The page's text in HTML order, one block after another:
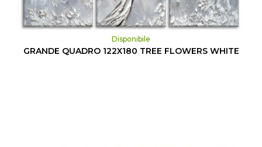
Disponibile
GRANDE QUADRO 122X180 TREE FLOWERS WHITE